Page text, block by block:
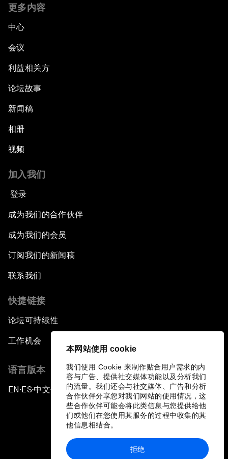
本网站使用 cookie
我们使用 Cookie 来制作贴合用户需求的内
容与广告、提供社交媒体功能以及分析我们
的流量。我们还会与社交媒体、广告和分析
合作伙伴分享您对我们网站的使用情况，这
些合作伙伴可能会将此类信息与您提供给他
们或他们在您使用其服务的过程中收集的其
他信息相结合。
拒绝
更多内容
中心
会议
利益相关方
论坛故事
新闻稿
相册
视频
加入我们
登录
成为我们的合作伙伴
成为我们的会员
订阅我们的新闻稿
联系我们
快捷链接
论坛可持续性
工作机会
语言版本
EN ▪ ES▪中文▪ 日本語